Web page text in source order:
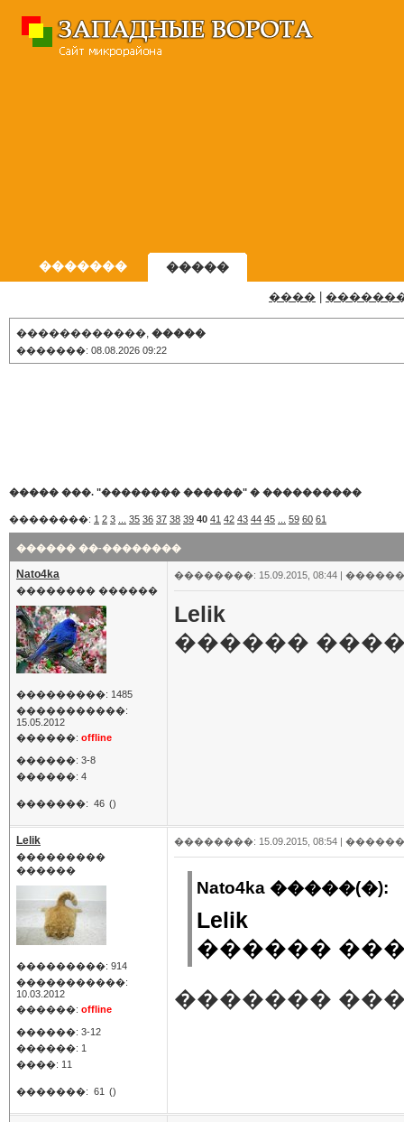
������� �����
����
������������, �����
�������: 08.08.2026 09:22
����� ���. "�������� ������" � ����������
��������: 1 2 3 35 36 37 38 39 40 41 42 43 44 45 59 60 61
������ ��-��������
Nato4ka
�������� ������
���������: 1485
�����������:
15.05.2012
������: offline
������: 3-8
������: 4
�������: 46 ()
��������: 15.09.2015, 08:44 |
Lelik
������
Lelik
���������
������
���������: 914
�����������:
10.03.2012
������: offline
������: 3-12
������: 1
����: 11
�������: 61 ()
��������: 15.09.2015, 08:54 |
Nato4ka �����(�):
Lelik
������
�������